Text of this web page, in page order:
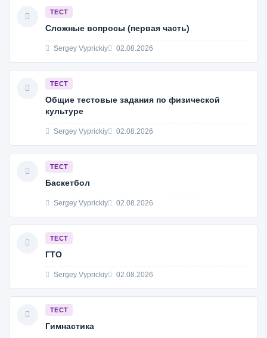
ТЕСТ
Сложные вопросы (первая часть)
Sergey Vyprickiy 02.08.2026
ТЕСТ
Общие тестовые задания по физической
культуре
Sergey Vyprickiy 02.08.2026
ТЕСТ
Баскетбол
Sergey Vyprickiy 02.08.2026
ТЕСТ
ГТО
Sergey Vyprickiy 02.08.2026
ТЕСТ
Гимнастика